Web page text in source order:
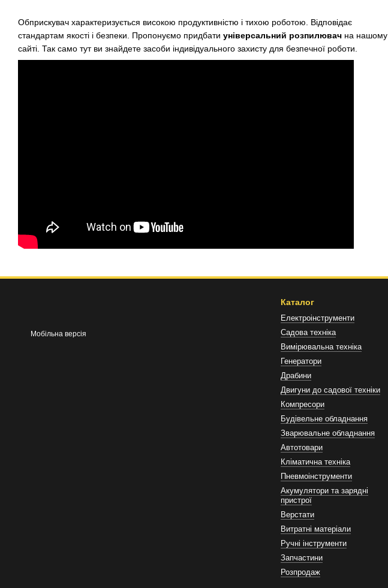
Обприскувач характеризується високою продуктивністю і тихою роботою. Відповідає
стандартам якості і безпеки. Пропонуємо придбати універсальний розпилювач на нашому
сайті. Так само тут ви знайдете засоби індивідуального захисту для безпечної роботи.
Мобільна версія
Каталог
Електроінструменти
Садова техніка
Вимірювальна техніка
Генератори
Драбини
Двигуни до садової техніки
Компресори
Будівельне обладнання
Зварювальне обладнання
Автотовари
Кліматична техніка
Пневмоінструменти
Акумулятори та зарядні
пристрої
Верстати
Витратні матеріали
Ручні інструменти
Запчастини
Розпродаж